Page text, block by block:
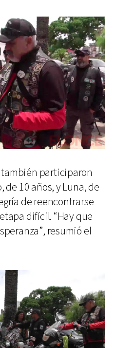
también participaron
de 10 años, y Luna, de
de reencontrarse
difícil. “Hay que
resumió el